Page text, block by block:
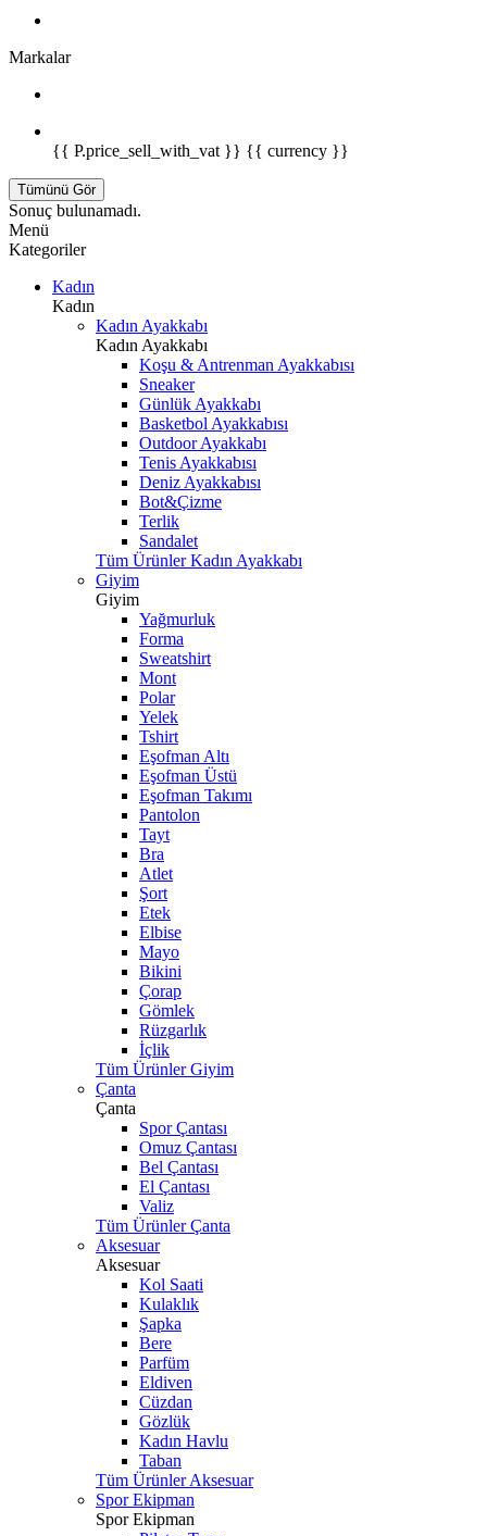
Markalar
{{ P.price_sell_with_vat }} {{ currency }}
Tümünü Gör
Sonuç bulunamadı.
Menü
Kategoriler
Kadın
Kadın
Kadın Ayakkabı
Kadın Ayakkabı
Koşu & Antrenman Ayakkabısı
Sneaker
Günlük Ayakkabı
Basketbol Ayakkabısı
Outdoor Ayakkabı
Tenis Ayakkabısı
Deniz Ayakkabısı
Bot&Çizme
Terlik
Sandalet
Tüm Ürünler Kadın Ayakkabı
Giyim
Giyim
Yağmurluk
Forma
Sweatshirt
Mont
Polar
Yelek
Tshirt
Eşofman Altı
Eşofman Üstü
Eşofman Takımı
Pantolon
Tayt
Bra
Atlet
Şort
Etek
Elbise
Mayo
Bikini
Çorap
Gömlek
Rüzgarlık
İçlik
Tüm Ürünler Giyim
Çanta
Çanta
Spor Çantası
Omuz Çantası
Bel Çantası
El Çantası
Valiz
Tüm Ürünler Çanta
Aksesuar
Aksesuar
Kol Saati
Kulaklık
Şapka
Bere
Parfüm
Eldiven
Cüzdan
Gözlük
Kadın Havlu
Taban
Tüm Ürünler Aksesuar
Spor Ekipman
Spor Ekipman